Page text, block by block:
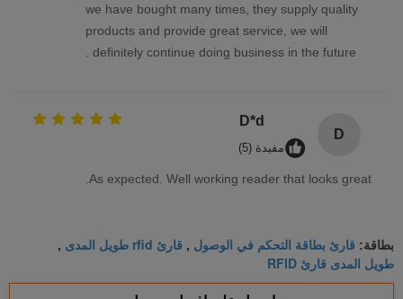
we have bought many times, they supply quality
products and provide great service, we will
definitely continue doing business in the future .
D
D*d
مفيدة (5)
As expected. Well working reader that looks great.
بطاقة: قارئ بطاقة التحكم في الوصول , قارئ rfid طويل المدى ,
طويل المدى قارئ RFID